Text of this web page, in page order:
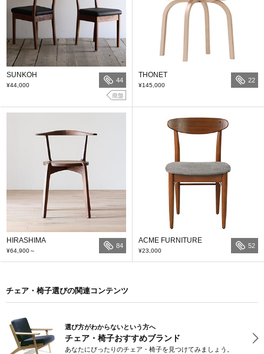
SUNKOH
¥44,000
44
廃盤
THONET
¥145,000
22
HIRASHIMA
¥64,900～
84
ACME FURNITURE
¥23,000
52
チェア・椅子選びの関連コンテンツ
選び方がわからないという方へ
チェア・椅子おすすめブランド
あなたにぴったりのチェア・椅子を見つけてみましょう。